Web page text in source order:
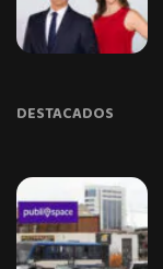
DESTACADOS